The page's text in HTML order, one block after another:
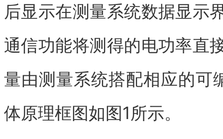
后显示在测量系统数据显示
通信功能将测得的电功率直
量由测量系统搭配相应的可
体原理框图如图1所示。